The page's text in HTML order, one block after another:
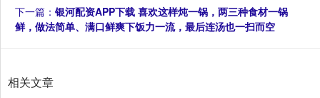
下一篇： 银河配资APP下载 喜欢这样炖一锅，两三种食材一锅
鲜，做法简单、满口鲜爽下饭力一流，最后连汤也一扫而空
相关文章